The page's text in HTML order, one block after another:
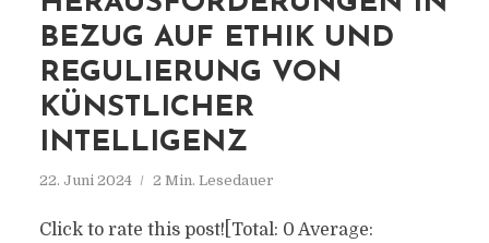
BEZUG AUF ETHIK UND
REGULIERUNG VON
KÜNSTLICHER
INTELLIGENZ
22. Juni 2024 2 Min. Lesedauer
Click to rate this post![Total: 0 Average: